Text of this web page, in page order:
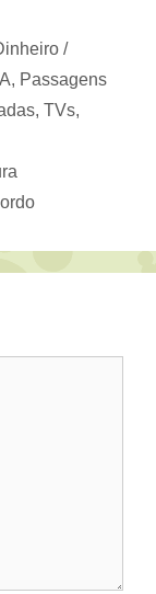
/
, Passagens
, TVs,